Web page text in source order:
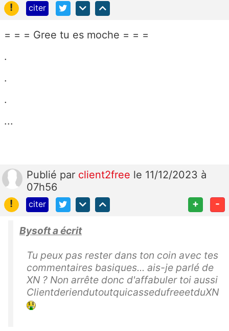
!
citer
= = = Gree tu es moche = = =
.
.
.
...
Publié par client2free le 11/12/2023 à
07h56
!
citer + -
Bysoft a écrit
Tu peux pas rester dans ton coin avec tes
commentaires basiques... ais-je parlé de
XN ? Non arrête donc d'affabuler toi aussi
ClientderiendutoutquicassedufreeetduXN